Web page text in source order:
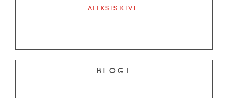
Aleksis Kivi
Blogi